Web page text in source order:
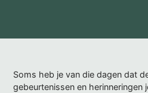
Soms heb je van die dagen dat
gebeurtenissen en herinneringen